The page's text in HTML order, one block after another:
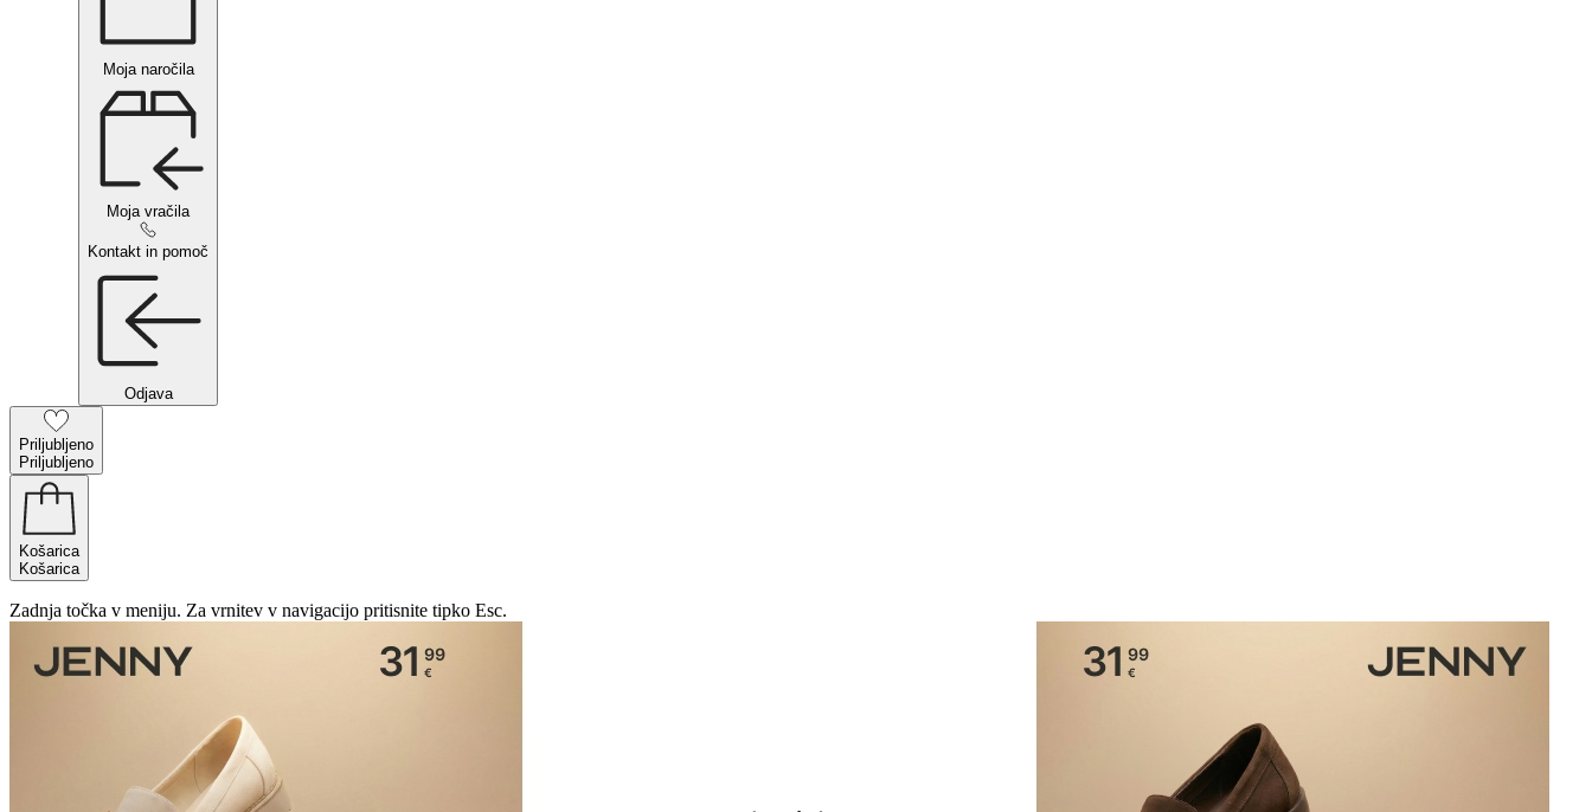
Moja naročila
Moja vračila
Kontakt in pomoč
Odjava
Priljubljeno
Priljubljeno
Košarica
Košarica
Zadnja točka v meniju. Za vrnitev v navigacijo pritisnite tipko Esc.